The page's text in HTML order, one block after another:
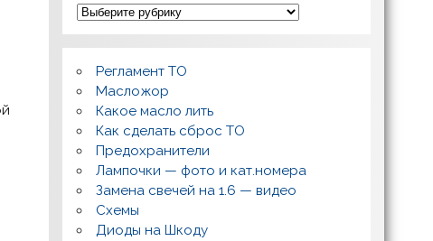
П
о
л
о
к
и
р
е
м
о
н
т
,
в
о
Регламент ТО
Масложор
Какое масло лить
Как сделать сброс ТО
Предохранители
Лампочки — фото и кат.номера
Замена свечей на 1.6 — видео
Схемы
Диоды на Шкоду